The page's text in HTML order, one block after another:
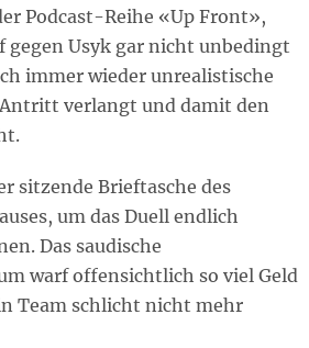
Podcast-Reihe «Up Front»,
gegen Usyk gar nicht unbedingt
immer wieder unrealistische
verlangt und damit den
sitzende Brieftasche des
um das Duell endlich
Das saudische
warf offensichtlich so viel Geld
Team schlicht nicht mehr